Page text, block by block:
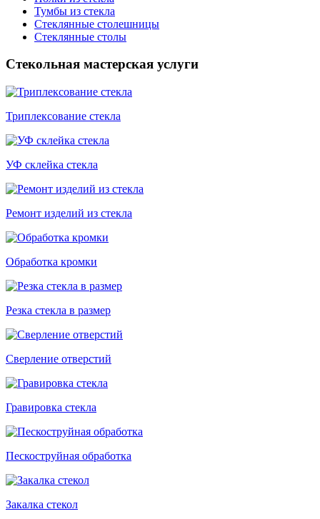
Тумбы из стекла
Стеклянные столешницы
Стеклянные столы
Стекольная мастерская услуги
Триплексование стекла
УФ склейка стекла
Ремонт изделий из стекла
Обработка кромки
Резка стекла в размер
Сверление отверстий
Гравировка стекла
Пескоструйная обработка
Закалка стекол